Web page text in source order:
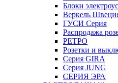
Блоки
Веркель
ГУСИ Серия
Распродажа
РЕТРО
Розетки и
Серия GIRA
Серия JUNG
СЕРИЯ ЭРА